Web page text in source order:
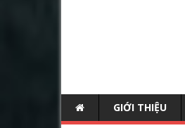
GIỚI THIỆU